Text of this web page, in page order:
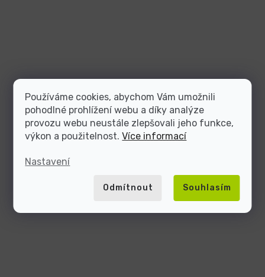
Používáme cookies, abychom Vám umožnili
pohodlné prohlížení webu a díky analýze
provozu webu neustále zlepšovali jeho funkce,
výkon a použitelnost.Více informací
Nastavení
Odmítnout Souhlasím